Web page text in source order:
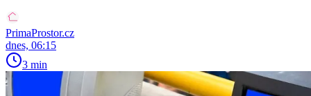
PrimaProstor.cz
dnes, 06:15
3 min